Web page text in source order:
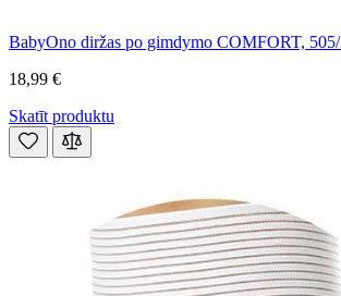
BabyOno diržas po gimdymo COMFORT,
18,99 €
Skatīt produktu